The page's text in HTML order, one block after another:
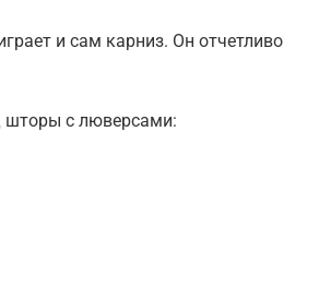
и сам карниз. Он отчетливо
шторы с люверсами: